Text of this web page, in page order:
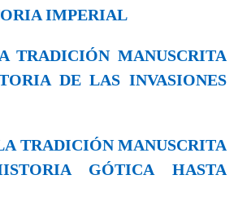
IMPERIAL
TRADICIÓN MANUSCRITA
DE LAS INVASIONES
TRADICIÓN MANUSCRITA
GÓTICA HASTA